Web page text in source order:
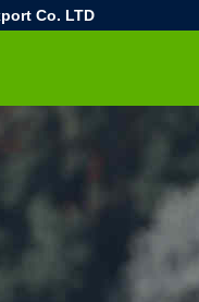
Co. LTD